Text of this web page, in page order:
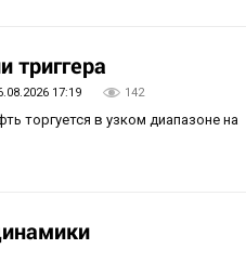
триггера
17:19 142
торгуется в узком диапазоне на